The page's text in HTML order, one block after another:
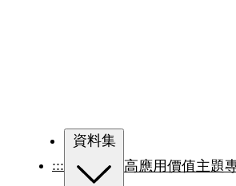
:::
資料集
高應用價值主題